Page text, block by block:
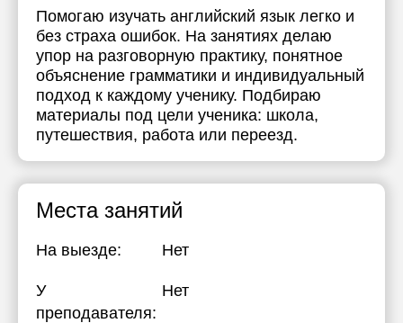
Помогаю изучать английский язык легко и
без страха ошибок. На занятиях делаю
упор на разговорную практику, понятное
объяснение грамматики и индивидуальный
подход к каждому ученику. Подбираю
материалы под цели ученика: школа,
путешествия, работа или переезд.
Места занятий
На выезде: Нет
У
преподавателя:
Нет